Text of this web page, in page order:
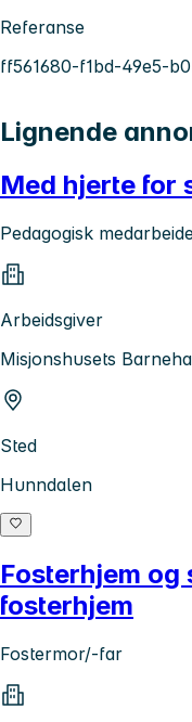
Referanse
ff561680-f1bd-49e5-
Lignende
Med hjerte for
Pedagogisk
Arbeidsgiver
Misjonshusets
Sted
Hunndalen
Fosterhjem og
fosterhjem
Fostermor/-far